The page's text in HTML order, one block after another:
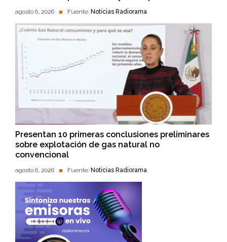
agosto 6, 2026 Fuente: Noticias Radiorama
Presentan 10 primeras conclusiones preliminares
sobre explotación de gas natural no
convencional
agosto 6, 2026 Fuente: Noticias Radiorama